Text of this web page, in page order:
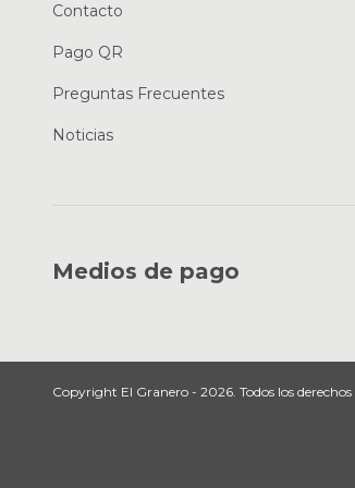
Contacto
Pago QR
Preguntas Frecuentes
Noticias
Medios de pago
Copyright El Granero - 2026. Todos los derechos